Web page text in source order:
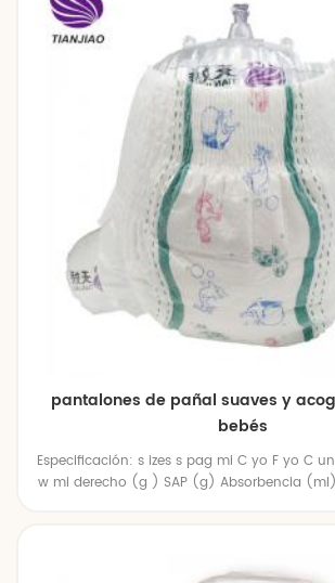
pantalones de pañal suaves y
bebés
Especificación: s izes s pag mi C yo F yo C
w mi derecho (g ) SAP (g) Absorbencia
fuerza: A. Rica experiencia en OEM servicio